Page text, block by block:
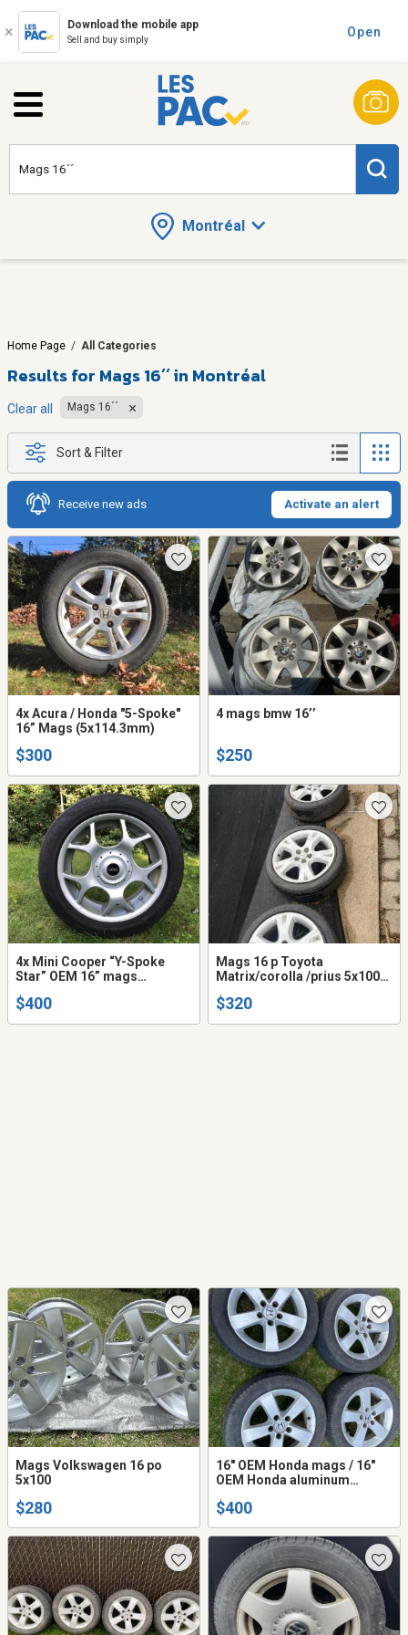
Download the mobile app
Sell and buy simply
Open
Montréal
Home Page / All Categories
Results for Mags 16´´ in Montréal
Clear all Mags 16´´
Sort & Filter
Receive new ads Activate an alert
4x Acura / Honda "5-Spoke"
16” Mags (5x114.3mm)
$300
4 mags bmw 16’’
$250
4x Mini Cooper “Y-Spoke
Star” OEM 16” mags
$400
Mags 16 p Toyota
Matrix/corolla /prius 5x100
$320
Mags Volkswagen 16 po
5x100
$280
16" OEM Honda mags / 16"
OEM Honda aluminum
$400